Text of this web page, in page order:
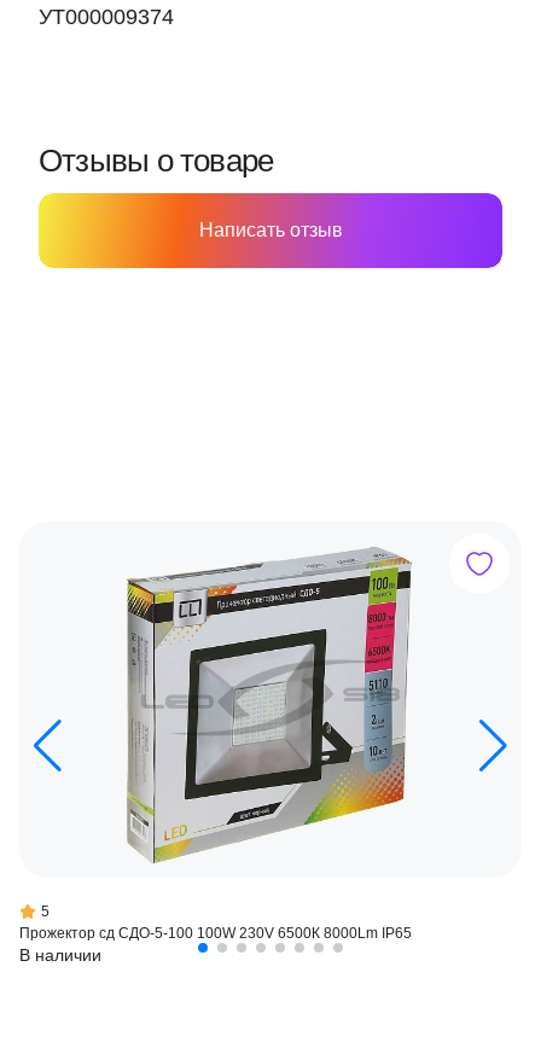
УТ000009374
Отзывы о товаре
Написать отзыв
5
Прожектор сд СДО-5-100 100W 230V 6500К 8000Lm IP65
В наличии